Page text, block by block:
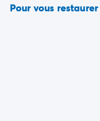
Pour vous